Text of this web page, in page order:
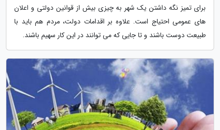
برای تمیز نگه داشتن یک شهر به چیزی بیش از قوانین دولتی و اعلان
های عمومی احتیاج است. علاوه بر اقدامات دولت، مردم هم باید با
طبیعت دوست باشند و تا جایی که می توانند در این کار سهیم باشند.